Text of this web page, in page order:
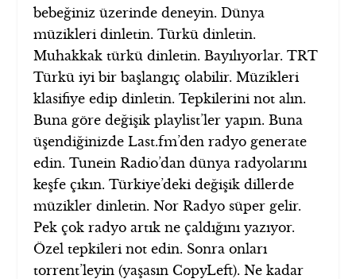
bebeğiniz üzerinde deneyin. Dünya
müzikleri dinletin. Türkü dinletin.
Muhakkak türkü dinletin. Bayılıyorlar. TRT
Türkü iyi bir başlangıç olabilir. Müzikleri
klasifiye edip dinletin. Tepkilerini not alın.
Buna göre değişik playlist’ler yapın. Buna
üşendiğinizde Last.fm’den radyo generate
edin. Tunein Radio’dan dünya radyolarını
keşfe çıkın. Türkiye’deki değişik dillerde
müzikler dinletin. Nor Radyo süper gelir.
Pek çok radyo artık ne çaldığını yazıyor.
Özel tepkileri not edin. Sonra onları
torrent’leyin (yaşasın CopyLeft). Ne kadar